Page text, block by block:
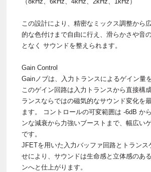
この設計により、精密なミックス調整から
的な色付けまで自由に行え、滑らかさや音
となく サウンドを整えられます。
Gain Control
Gainノブは、入力トランスによるゲイン量
このゲイン回路は入力トランスから直接構
ランスならではの磁気的なサウンド変化を
ます。 コントロールの可変範囲は -6dB か
ンな減衰から力強いブーストまで、幅広い
です。
JFETを用いた入力バッファ回路とトランス
せにより、サウンドは生命感と立体感のあ
ンへと仕上がります。